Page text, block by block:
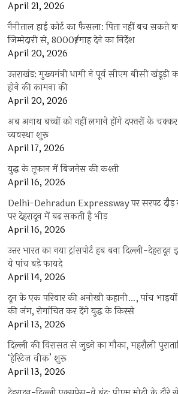
April 21, 2026
नैनीताल हाई कोर्ट का फैसला: पिता नहीं बच
जिम्मेदारी से, 8000₹/माह देने का निर्देश
April 20, 2026
उत्तराखंड: मुख्यमंत्री धामी ने पूर्व सीएम बीसी खंडूड़ी
होने की कामना की
April 20, 2026
अब अनाथ बच्चों को नहीं लगाने होंगे दफ्तरों के
व्यवस्था शुरू
April 17, 2026
युद्ध के तूफान में बिजनेस की कश्ती
April 16, 2026
Delhi-Dehradun Expressway पर सरपट दौड़
पर देहरादून में बढ़ सकती है भीड़
April 16, 2026
उत्तर भारत का नया ट्रांसपोर्ट हब बना दिल्ली-
ये पांच बड़े फायदे
April 14, 2026
दून के एक परिवार की अनोखी कहानी…, पांच
की जंग, रोमांचित कर देंगे युद्ध के किस्से
April 13, 2026
दिल्ली की विरासत से जुड़ने का मौका, महरौली
‘हेरिटेज वीक’ शुरू
April 13, 2026